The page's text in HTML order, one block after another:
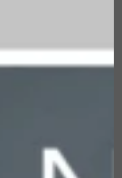
panelleden
oorsprong